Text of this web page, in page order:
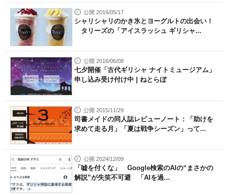
公開 2016/05/17
シャリシャリのかき氷とヨーグルトの出会い！
タリーズの「アイスラッシュ ギリシャ...
公開 2016/06/08
七夕開催「古代ギリシャ ナイトミュージアム」
申し込み受け付け中 | ねとらぼ
公開 2015/11/29
司書メイドの同人誌レビューノート：「助けを
求めて走る月」「夏は戦争シーズン」って...
公開 2024/12/09
「嘘を付くな」 Google検索のAIの“まさかの
解説”が失笑不可避 「AIを過...